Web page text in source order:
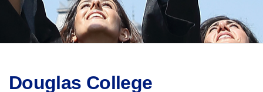
Douglas College